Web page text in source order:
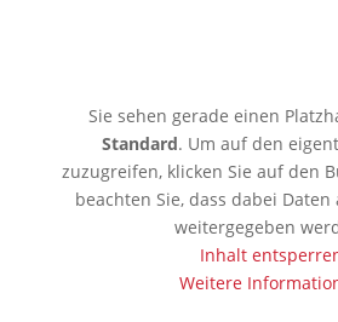
Sie sehen gerade einen
Standard. Um auf den
zuzugreifen, klicken Sie auf den
beachten Sie, dass dabei
weitergegeben
Inhalt
Weitere